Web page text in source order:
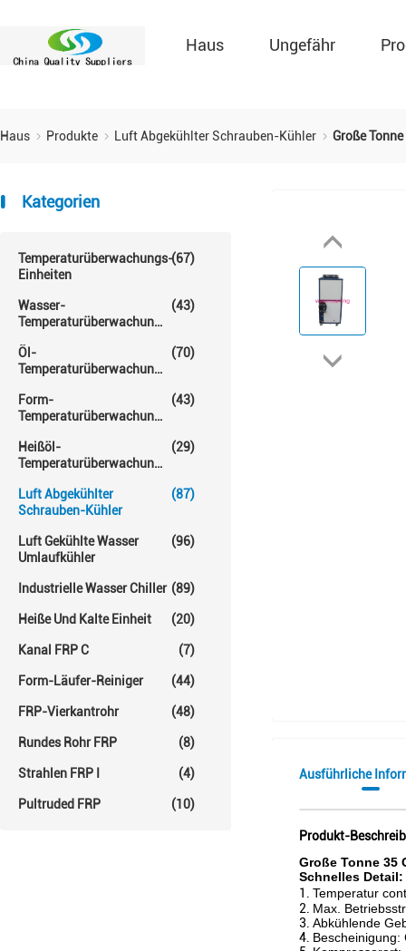
Haus Ungefähr
Haus Produkte Luft Abgekühlter Schrauben-Kühler Große
Kategorien
Temperaturüberwachungs-
Einheiten
(67)
Wasser-
Temperaturüberwachungs-
(43)
Öl-
Temperaturüberwachungs-
(70)
Form-
Temperaturüberwachungs-
(43)
Heißöl-
Temperaturüberwachungs-
(29)
Luft Abgekühlter
Schrauben-Kühler
(87)
Luft Gekühlte Wasser
Umlaufkühler
(96)
Industrielle Wasser Chiller (89)
Heiße Und Kalte Einheit (20)
Kanal FRP C (7)
Form-Läufer-Reiniger (44)
FRP-Vierkantrohr (48)
Rundes Rohr FRP (8)
Strahlen FRP I (4)
Pultruded FRP (10)
Ausführliche
Produkt-
Große Tonne 35
Schnelles Detail:
1. Temperatur
2. Max.
3. Abkühlende
4. Bescheinigung: